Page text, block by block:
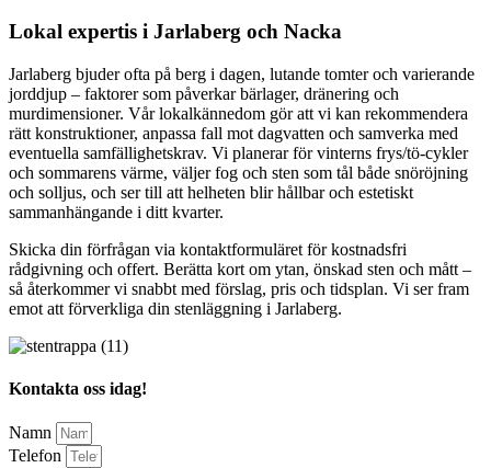
Lokal expertis i Jarlaberg och Nacka
Jarlaberg bjuder ofta på berg i dagen, lutande tomter och varierande
jorddjup – faktorer som påverkar bärlager, dränering och
murdimensioner. Vår lokalkännedom gör att vi kan rekommendera
rätt konstruktioner, anpassa fall mot dagvatten och samverka med
eventuella samfällighetskrav. Vi planerar för vinterns frys/tö-cykler
och sommarens värme, väljer fog och sten som tål både snöröjning
och solljus, och ser till att helheten blir hållbar och estetiskt
sammanhängande i ditt kvarter.
Skicka din förfrågan via kontaktformuläret för kostnadsfri
rådgivning och offert. Berätta kort om ytan, önskad sten och mått –
så återkommer vi snabbt med förslag, pris och tidsplan. Vi ser fram
emot att förverkliga din stenläggning i Jarlaberg.
Kontakta oss idag!
Namn
Telefon